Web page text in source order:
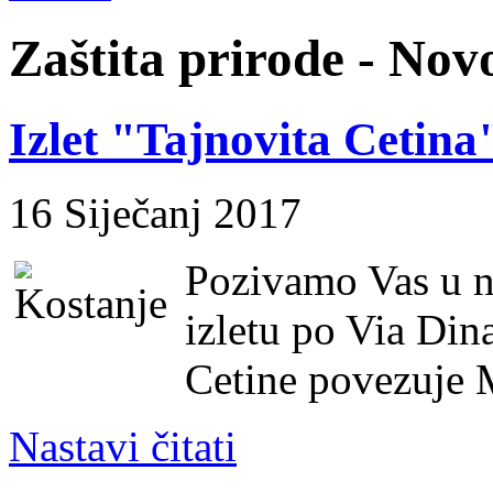
Zaštita prirode -
Izlet "Tajnovita
16 Siječanj 2017
Pozivamo Vas u
izletu po Via
Cetine povezuje
Nastavi čitati